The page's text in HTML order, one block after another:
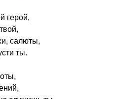
герой,
салюты,
ты.